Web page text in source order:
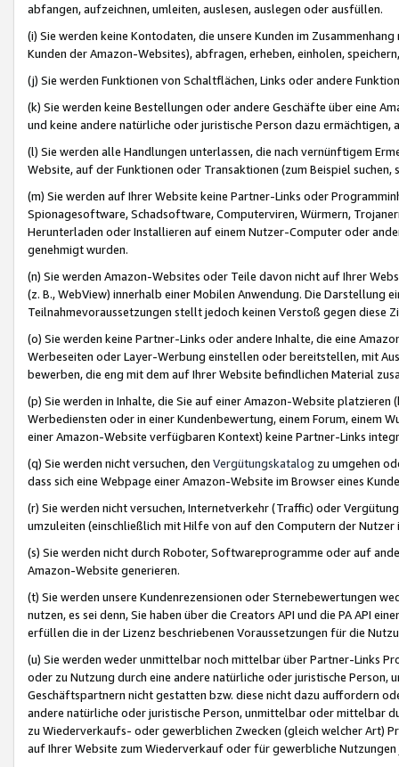
abfangen, aufzeichnen, umleiten, auslesen, auslegen oder ausfüllen.
(i) Sie werden keine Kontodaten, die unsere Kunden im
Kunden der Amazon-Websites), abfragen, erheben, einholen,
(j) Sie werden Funktionen von Schaltflächen, Links oder andere
(k) Sie werden keine Bestellungen oder andere Geschäfte über eine
und keine andere natürliche oder juristische Person dazu
(l) Sie werden alle Handlungen unterlassen, die nach vernünftigem
Website, auf der Funktionen oder Transaktionen (zum Beispiel
(m) Sie werden auf Ihrer Website keine Partner-Links oder
Spionagesoftware, Schadsoftware, Computerviren, Würmern,
Herunterladen oder Installieren auf einem Nutzer-Computer oder
genehmigt wurden.
(n) Sie werden Amazon-Websites oder Teile davon nicht auf Ihrer
(z. B., WebView) innerhalb einer Mobilen Anwendung. Die Darstellung
Teilnahmevoraussetzungen stellt jedoch keinen Verstoß gegen diese
(o) Sie werden keine Partner-Links oder andere Inhalte, die eine
Werbeseiten oder Layer-Werbung einstellen oder bereitstellen, mit
bewerben, die eng mit dem auf Ihrer Website befindlichen Material
(p) Sie werden in Inhalte, die Sie auf einer Amazon-Website
Werbediensten oder in einer Kundenbewertung, einem Forum, einem
einer Amazon-Website verfügbaren Kontext) keine Partner-Links
(q) Sie werden nicht versuchen, den Vergütungskatalog zu umgehen
dass sich eine Webpage einer Amazon-Website im Browser eines
(r) Sie werden nicht versuchen, Internetverkehr (Traffic) oder
umzuleiten (einschließlich mit Hilfe von auf den Computern der
(s) Sie werden nicht durch Roboter, Softwareprogramme oder auf
Amazon-Website generieren.
(t) Sie werden unsere Kundenrezensionen oder Sternebewertungen
nutzen, es sei denn, Sie haben über die Creators API und die PA API
erfüllen die in der Lizenz beschriebenen Voraussetzungen für die
(u) Sie werden weder unmittelbar noch mittelbar über Partner-Links
oder zu Nutzung durch eine andere natürliche oder juristische
Geschäftspartnern nicht gestatten bzw. diese nicht dazu auffordern
andere natürliche oder juristische Person, unmittelbar oder mittelbar
zu Wiederverkaufs- oder gewerblichen Zwecken (gleich welcher Art)
auf Ihrer Website zum Wiederverkauf oder für gewerbliche